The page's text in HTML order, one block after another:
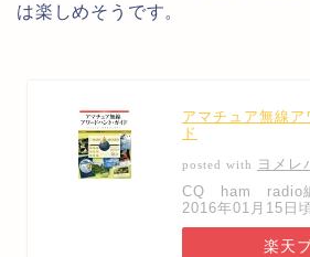
は楽しめそうです。
アマチュア無線ア
ド
posted with
ヨメレ
CQ ham radio
2016年01月15日
楽天